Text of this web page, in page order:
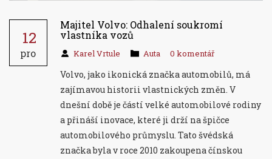
12
pro
Majitel Volvo: Odhalení soukromí
vlastníka vozů
Karel Vrtule Auta 0 komentář
Volvo, jako ikonická značka automobilů, má
zajímavou historii vlastnických změn. V
dnešní době je částí velké automobilové rodiny
a přináší inovace, které ji drží na špičce
automobilového průmyslu. Tato švédská
značka byla v roce 2010 zakoupena čínskou